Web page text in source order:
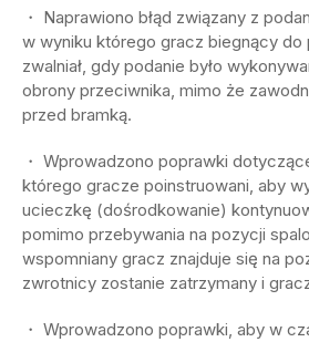
・ Naprawiono błąd związany z
w wyniku którego gracz biegnący do
zwalniał, gdy podanie było
obrony przeciwnika, mimo że
przed bramką.
・ Wprowadzono poprawki
którego gracze poinstruowani, aby
ucieczkę (dośrodkowanie)
pomimo przebywania na pozycji
wspomniany gracz znajduje się na
zwrotnicy zostanie zatrzymany i
・ Wprowadzono poprawki, aby w